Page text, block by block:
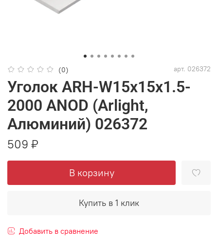
(0) арт. 026372
Уголок ARH-W15x15x1.5-
2000 ANOD (Arlight,
Алюминий) 026372
509 ₽
В корзину
Купить в 1 клик
Добавить в сравнение